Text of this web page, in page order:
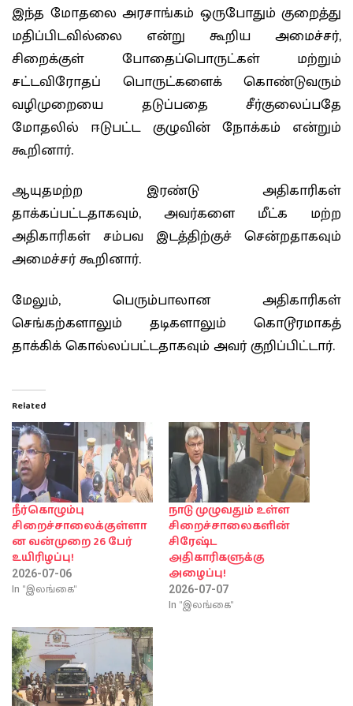
இந்த மோதலை அரசாங்கம் ஒருபோதும் குறைத்து
மதிப்பிடவில்லை என்று கூறிய அமைச்சர்,
சிறைக்குள் போதைப்பொருட்கள் மற்றும்
சட்டவிரோதப் பொருட்களைக் கொண்டுவரும்
வழிமுறையை தடுப்பதை சீர்குலைப்பதே
மோதலில் ஈடுபட்ட குழுவின் நோக்கம் என்றும்
கூறினார்.
ஆயுதமற்ற இரண்டு அதிகாரிகள்
தாக்கப்பட்டதாகவும், அவர்களை மீட்க மற்ற
அதிகாரிகள் சம்பவ இடத்திற்குச் சென்றதாகவும்
அமைச்சர் கூறினார்.
மேலும், பெரும்பாலான அதிகாரிகள்
செங்கற்களாலும் தடிகளாலும் கொடூரமாகத்
தாக்கிக் கொல்லப்பட்டதாகவும் அவர் குறிப்பிட்டார்.
Related
நீர்கொழும்பு
சிறைச்சாலைக்குள்ளா
ன வன்முறை 26 பேர்
உயிரிழப்பு!
2026-07-06
In "இலங்கை"
நாடு முழுவதும் உள்ள
சிறைச்சாலைகளின்
சிரேஷ்ட
அதிகாரிகளுக்கு
அழைப்பு!
2026-07-07
In "இலங்கை"